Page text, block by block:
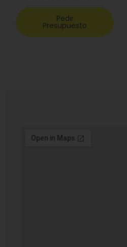
Pedir
Presupuesto